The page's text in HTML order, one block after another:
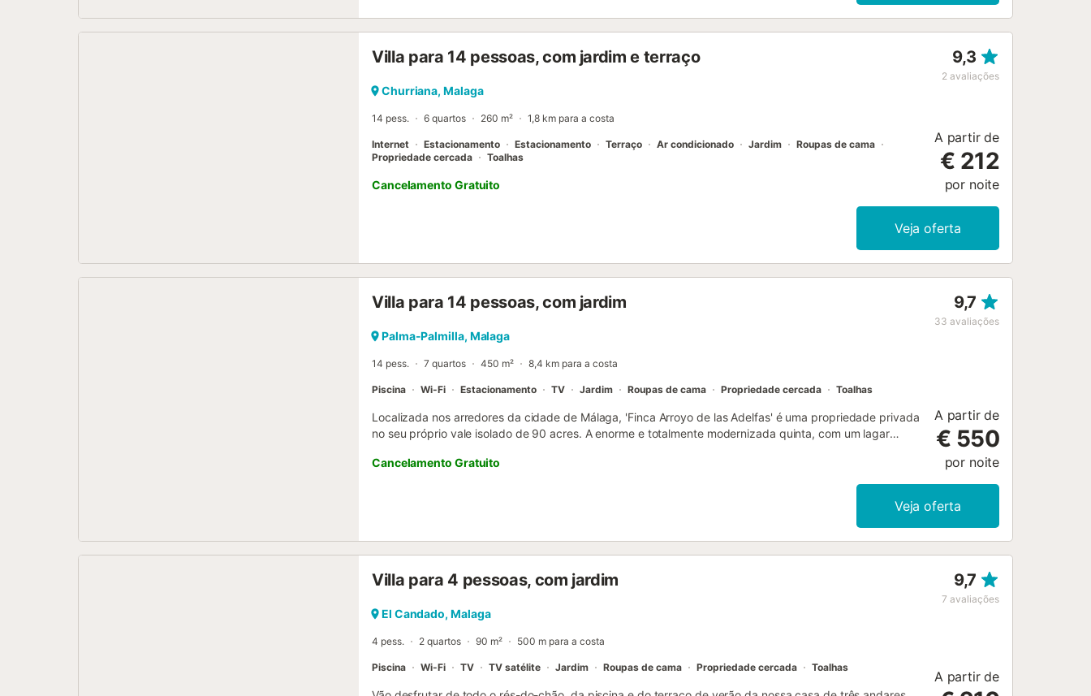
Villa para 14 pessoas, com jardim e terraço 9,3
2 avaliações
Churriana, Malaga
14 pess. 6 quartos 260 m² 1,8 km para a costa
Internet Estacionamento Estacionamento Terraço Ar condicionado Jardim
Roupas de cama
Propriedade cercada
Toalhas
Cancelamento Gratuito
A partir de
€ 212
por noite
Veja oferta
Villa para 14 pessoas, com jardim 9,7
33 avaliações
Palma-Palmilla, Malaga
14 pess. 7 quartos 450 m² 8,4 km para a costa
Piscina Wi-Fi Estacionamento TV Jardim Roupas de cama Propriedade cercada Toalhas
Localizada nos arredores da cidade de Málaga, 'Finca Arroyo de las Adelfas' é uma propriedade privada
no seu próprio vale isolado de 90 acres. A enorme e totalmente modernizada quinta, com um lagar
quartos e 5 casas de banho, incluindo a casa da piscina, e está rodeada por extensos terraços e
pérgulas sombreadas. Há uma churrasqueira construída e uma longa mesa de refeitório, perfeita para
chamadas de vídeo, televisão, sistema de música, ténis de mesa, vários fogões a lenha, uma máquina
Cancelamento Gratuito
A partir de
€ 550
por noite
Veja oferta
Villa para 4 pessoas, com jardim 9,7
7 avaliações
El Candado, Malaga
4 pess. 2 quartos 90 m² 500 m para a costa
Piscina Wi-Fi TV TV satélite Jardim Roupas de cama Propriedade cercada Toalhas
A partir de